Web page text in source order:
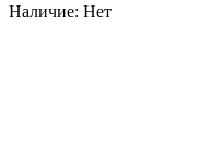
Наличие: Нет